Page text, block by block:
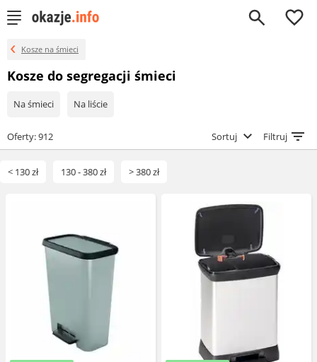
0
Kosze na śmieci
Kosze do segregacji śmieci
Na śmieci Na liście
Oferty: 912 Sortuj Filtruj
< 130 zł 130 - 380 zł > 380 zł